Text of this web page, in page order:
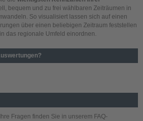
bequem und zu frei wählbaren Zeiträumen in
So visualisiert lassen sich auf einen
über einen beliebigen Zeitraum feststellen
das regionale Umfeld einordnen.
Fragen finden Sie in unserem FAQ-